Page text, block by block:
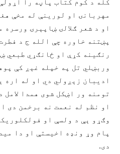
مهربانۍ او لورينې له مخې
او د شعر ګلالۍ ښاپېرۍ ورسره
پښتنه خاوره چې الله ج د
رنګينه کړې او ځانګړي طبعي
وربښلي تل په خپله غېږ کې
اديبان زېږولي دي او له اره
تومنه ور اښکل شوی همدا لامل
او نظم له نعمت نه برخمن دی
وګړو ېې د ولسې او
پام وړ ونډه اخيستې او دا
دی.